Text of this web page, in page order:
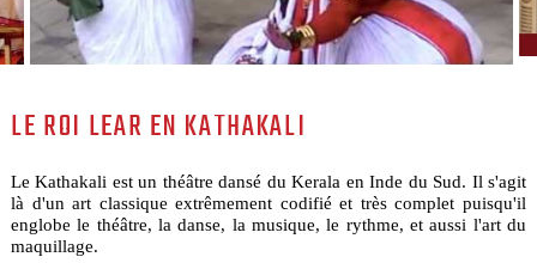
LE ROI LEAR EN KATHAKALI
Le Kathakali est un théâtre dansé du Kerala en Inde du Sud. Il s'agit
là d'un art classique extrêmement codifié et très complet puisqu'il
englobe le théâtre, la danse, la musique, le rythme, et aussi l'art du
maquillage.